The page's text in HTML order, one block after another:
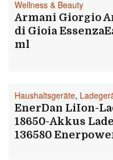
Wellness & Beauty
Armani Giorgio
di Gioia
ml
Haushaltsgeräte,
EnerDan LiIon-
18650-Akkus
136580